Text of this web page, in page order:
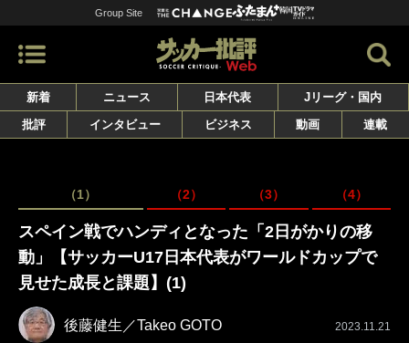
Group Site
新着 ニュース 日本代表
Jリーグ・国内
批評
インタビュー ビジネス 動画 連載
（1） （2） （3） （4）
スペイン戦でハンディとなった「2日がかりの移
動」【サッカーU17日本代表がワールドカップで
見せた成長と課題】(1)
後藤健生／Takeo GOTO 2023.11.21